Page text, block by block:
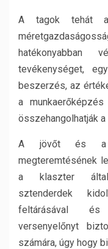
A tagok tehát
hatékonyabban
tevékenységet,
beszerzés, az
a
összehangolhatják
A jövőt és a
megteremtésének
a klaszter által
sztenderdek
feltárásával és
versenyelőnyt
számára, úgy hogy